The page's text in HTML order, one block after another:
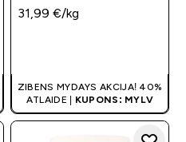
31,99 €‎/kg
ZIBENS MYDAYS AKCIJA! 40%
ATLAIDE | KUPONS: MYLV